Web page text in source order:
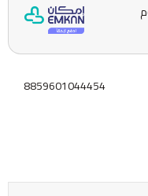
8859601044454